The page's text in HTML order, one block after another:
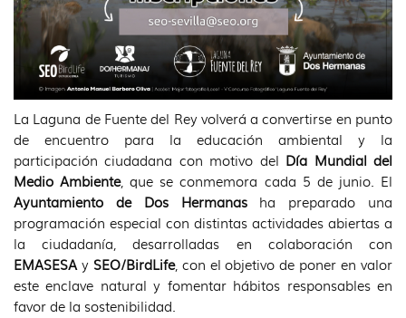
La Laguna de Fuente del Rey volverá a convertirse en punto
de encuentro para la educación ambiental y la
participación ciudadana con motivo del Día Mundial del
Medio Ambiente, que se conmemora cada 5 de junio. El
Ayuntamiento de Dos Hermanasha preparado una
programación especial con distintas actividades abiertas a
la ciudadanía, desarrolladas en colaboración con
EMASESAy SEO/BirdLife, con el objetivo de poner en valor
este enclave natural y fomentar hábitos responsables en
favor de la sostenibilidad.